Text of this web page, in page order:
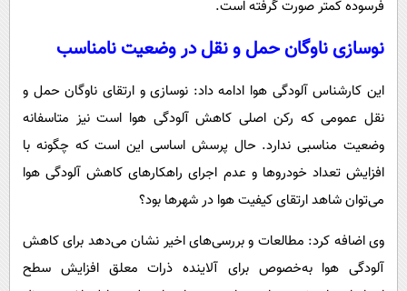
فرسوده کمتر صورت گرفته است.
نوسازی ناوگان حمل و نقل در وضعیت نامناسب
این کارشناس آلودگی هوا ادامه داد: نوسازی و ارتقای ناوگان حمل و
نقل عمومی که رکن اصلی کاهش آلودگی هوا است نیز متاسفانه
وضعیت مناسبی ندارد. حال پرسش اساسی این است که چگونه با
افزایش تعداد خودروها و عدم اجرای راهکارهای کاهش آلودگی هوا
می‌توان شاهد ارتقای کیفیت هوا در شهرها بود؟
وی اضافه کرد: مطالعات و بررسی‌های اخیر نشان می‌دهد برای کاهش
آلودگی هوا به‌خصوص برای آلاینده ذرات معلق افزایش سطح